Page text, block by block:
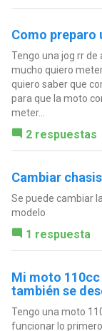
Como preparo
Tengo una jog rr de
mucho quiero
quiero saber que
para que la moto
meter...
2 respuestas
Cambiar
Se puede cambiar
modelo
1 respuesta
Mi moto 110cc
también se
Tengo una moto
funcionar lo